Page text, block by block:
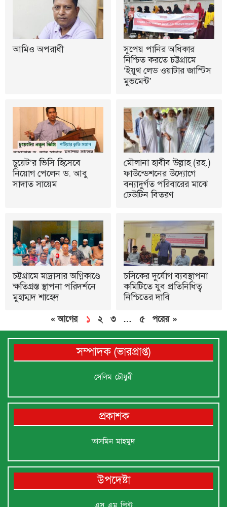
আমিও অপরাধী
সুপেয় পানির অধিকার
নিশ্চিত করতে চট্টগ্রামে
‘ইয়ুথ লেড ওয়াটার জাস্টিস
মুভমেন্ট’
চুয়েট’র ভিসি হিসেবে
নিয়োগ পেলেন ড. আবু
সাদাত সায়েম
মৌলানা হাবীব উল্লাহ (রহ.)
ফাউন্ডেশনের উদ্যোগে
বন্যাদুর্গত পরিবারের মাঝে
ঢেউটিন বিতরণ
চট্টগ্রামে মাদ্রাসার অগ্নিকাণ্ডে
ক্ষতিগ্রস্ত স্থাপনা পরিদর্শনে
মুহাম্মদ শাহেদ
চসিকের দুর্যোগ ব্যবস্থাপনা
কমিটিতে যুব প্রতিনিধিত্ব
নিশ্চিতের দাবি
« আগের ১ ২ ৩ … ৫ পরের »
সম্পাদক (ভারপ্রাপ্ত)
সেলিম চৌধুরী
প্রকাশক
তাসমিন মাহমুদ
উপদেষ্টা